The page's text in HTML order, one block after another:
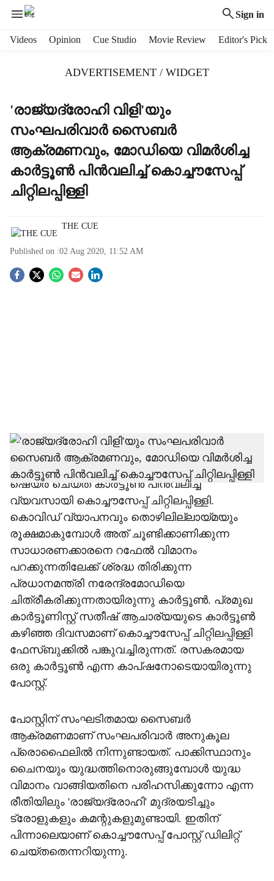
Sign in
Videos Opinion Cue Studio Movie Review Editor's Pick
ADVERTISEMENT / WIDGET
'രാജ്യദ്രോഹി വിളി'യും
സംഘപരിവാര്‍ സൈബര്‍
ആക്രമണവും, മോഡിയെ വിമര്‍ശിച്ച
കാര്‍ട്ടൂണ്‍ പിന്‍വലിച്ച് കൊച്ചൗസേപ്പ്
ചിറ്റിലപ്പിള്ളി
THE CUE
Published on :02 Aug 2020, 11:52 AM
S
h
a
r
e
സംഘപരിവാര്‍ അനുഭാവികളുടെ സൈബര്‍
ആക്രമണത്തിന് പിന്നാലെ ഫേസ്ബുക്കില്‍
ഷെയര്‍ ചെയ്ത കാര്‍ട്ടൂണ്‍ പിന്‍വലിച്ച്
വ്യവസായി കൊച്ചൗസേപ്പ് ചിറ്റിലപ്പിള്ളി.
കൊവിഡ് വ്യാപനവും തൊഴിലില്ലായ്മയും
രൂക്ഷമാകുമ്പോള്‍ അത് ചൂണ്ടിക്കാണിക്കുന്ന
സാധാരണക്കാരനെ റഫേല്‍ വിമാനം
പറക്കുന്നതിലേക്ക് ശ്രദ്ധ തിരിക്കുന്ന
പ്രധാനമന്ത്രി നരേന്ദ്രമോഡിയെ
ചിത്രീകരിക്കുന്നതായിരുന്നു കാര്‍ട്ടൂണ്‍. പ്രമുഖ
കാര്‍ട്ടൂണിസ്റ്റ് സതീഷ് ആചാര്യയുടെ കാര്‍ട്ടൂണ്‍
കഴിഞ്ഞ ദിവസമാണ് കൊച്ചൗസേപ്പ് ചിറ്റിലപ്പിള്ളി
ഫേസ്ബുക്കില്‍ പങ്കുവച്ചിരുന്നത്. രസകരമായ
ഒരു കാര്‍ട്ടൂണ്‍ എന്ന കാപ്ഷനോടെയായിരുന്നു
പോസ്റ്റ്.
പോസ്റ്റിന് സംഘടിതമായ സൈബര്‍
ആക്രമണമാണ് സംഘപരിവാര്‍ അനുകൂല
പ്രൊഫൈലില്‍ നിന്നുണ്ടായത്. പാക്കിസ്ഥാനും
ചൈനയും യുദ്ധത്തിനൊരുങ്ങുമ്പോള്‍ യുദ്ധ
വിമാനം വാങ്ങിയതിനെ പരിഹസിക്കുന്നോ എന്ന
രീതിയിലും 'രാജ്യദ്രോഹി' മുദ്രയടിച്ചും
ട്രോളുകളും കമന്റുകളുമുണ്ടായി. ഇതിന്
പിന്നാലെയാണ് കൊച്ചൗസേപ്പ് പോസ്റ്റ് ഡിലിറ്റ്
ചെയ്തതെന്നറിയുന്നു.